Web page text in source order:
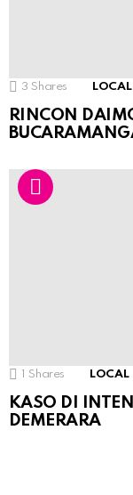
3 Shares LOCAL
RINCON
Shares LOCAL
KASO DI
DEMERARA